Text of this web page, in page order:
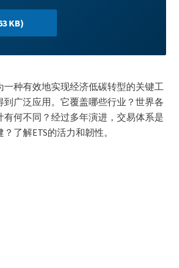
KB)
一种有效地实现经济低碳转型的关键工
到广泛应用。它覆盖哪些行业？世界各
有何不同？经过多年演进，交易体系是
了解ETS的活力和韌性。